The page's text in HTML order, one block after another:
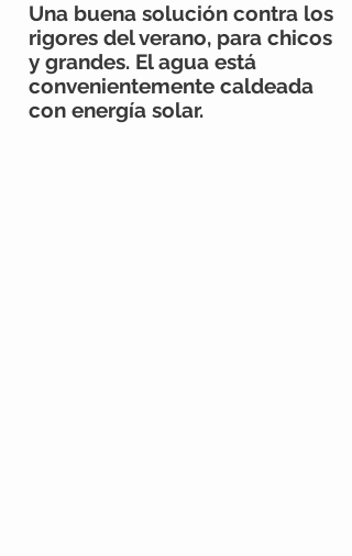
Una buena solución contra los
rigores del verano, para chicos
y grandes. El agua está
convenientemente caldeada
con energía solar.